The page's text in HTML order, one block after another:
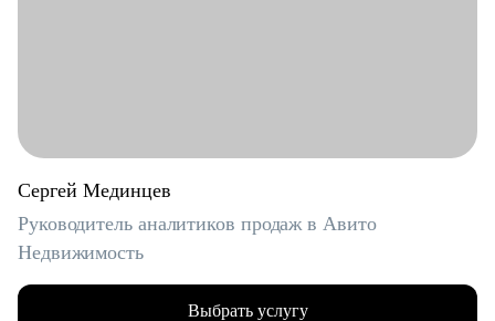
Сергей Мединцев
Руководитель аналитиков продаж в Авито
Недвижимость
Выбрать услугу